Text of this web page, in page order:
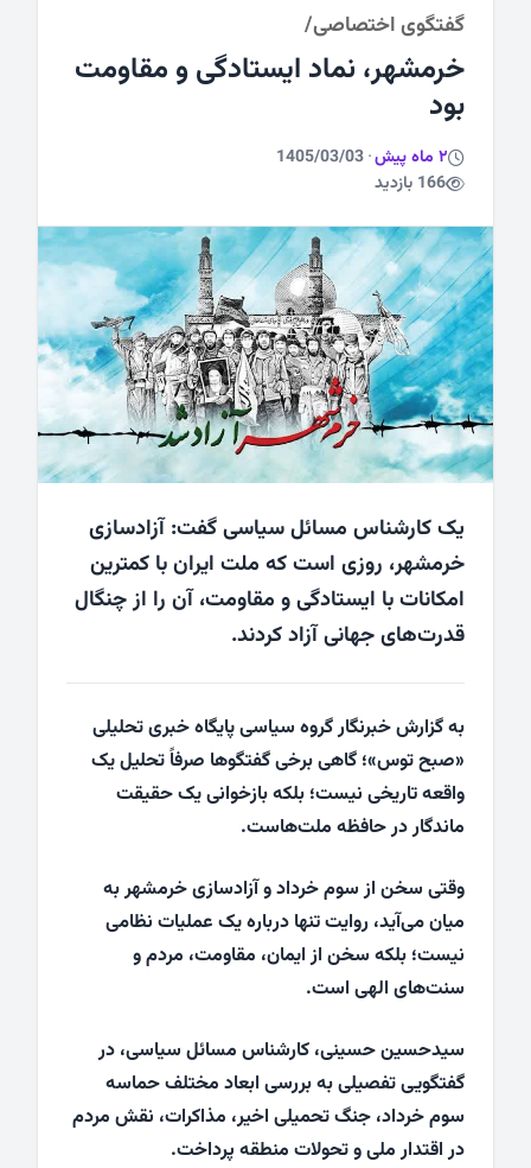
ورزشی
گفتگوی اختصاصی/
خرمشهر، نماد ایستادگی و مقاومت
بود
2 ماه پیش ·
1405/03/03
166 بازدید
یک کارشناس مسائل سیاسی گفت: آزادسازی
خرمشهر، روزی است که ملت ایران با کمترین
امکانات با ایستادگی و مقاومت، آن را از چنگال
قدرت‌های جهانی آزاد کردند.
به گزارش خبرنگار گروه سیاسی پایگاه خبری تحلیلی
«صبح توس»؛ گاهی برخی گفتگوها صرفاً تحلیل یک
واقعه تاریخی نیست؛ بلکه بازخوانی یک حقیقت
ماندگار در حافظه ملت‌هاست.
وقتی سخن از سوم خرداد و آزادسازی خرمشهر به
میان می‌آید، روایت تنها درباره یک عملیات نظامی
نیست؛ بلکه سخن از ایمان، مقاومت، مردم و
سنت‌های الهی است.
سیدحسین حسینی، کارشناس مسائل سیاسی، در
گفتگویی تفصیلی به بررسی ابعاد مختلف حماسه
سوم خرداد، جنگ تحمیلی اخیر، مذاکرات، نقش مردم
در اقتدار ملی و تحولات منطقه پرداخت.